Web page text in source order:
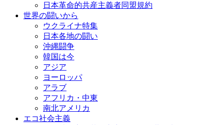
日本革命的共産主義者同盟規約
世界の闘いから
ウクライナ特集
日本各地の闘い
沖縄闘争
韓国は今
アジア
ヨーロッパ
アラブ
アフリカ・中東
南北アメリカ
エコ社会主義